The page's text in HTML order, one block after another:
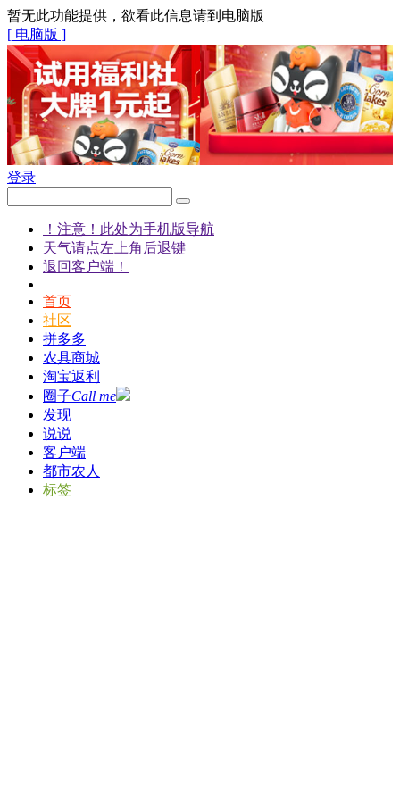
暂无此功能提供，欲看此信息请到电脑版
[ 电脑版 ]
登录
！注意！此处为手机版导航
天气请点左上角后退键
退回客户端！
首页
社区
拼多多
农具商城
淘宝返利
圈子Call me
发现
说说
客户端
都市农人
标签